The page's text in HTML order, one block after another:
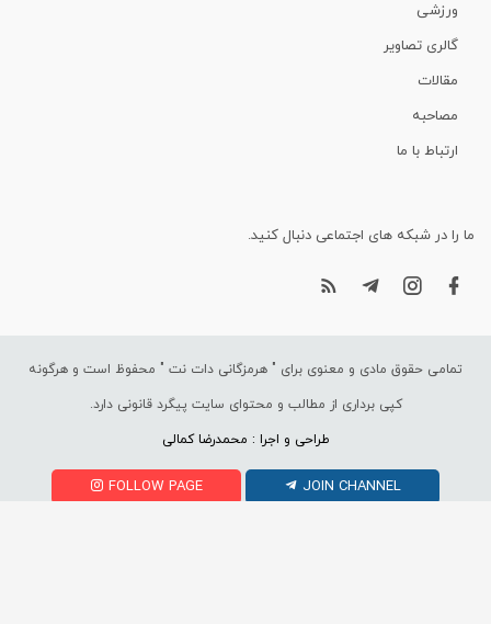
ورزشی
گالری تصاویر
مقالات
مصاحبه
ارتباط با ما
ما را در شبکه های اجتماعی دنبال کنید.
تمامی حقوق مادی و معنوی برای " هرمزگانی دات نت " محفوظ است و هرگونه
کپی برداری از مطالب و محتوای سایت پیگرد قانونی دارد.
طراحی و اجرا : محمدرضا کمالی
FOLLOW PAGE JOIN CHANNEL